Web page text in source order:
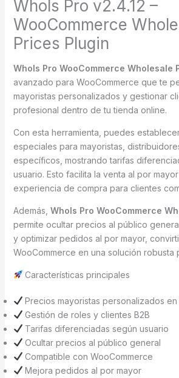
Whols Pro v2.4.12 –
WooCommerce
Prices Plugin
Whols Pro WooCommerce Wholesale
avanzado para WooCommerce que te
mayoristas personalizados y gestionar
profesional dentro de tu tienda online.
Con esta herramienta, puedes
especiales para mayoristas,
específicos, mostrando tarifas
usuario. Esto facilita la venta al por
experiencia de compra para clientes
Además, Whols Pro WooCommerce
permite ocultar precios al público
y optimizar pedidos al por mayor,
WooCommerce en una solución robusta
Características principales
Precios mayoristas personalizados
Gestión de roles y clientes B2B
Tarifas diferenciadas según usuario
Ocultar precios al público general
Compatible con WooCommerce
Mejora pedidos al por mayor